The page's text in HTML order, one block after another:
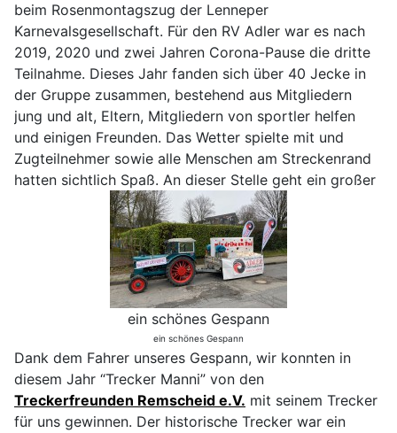
beim Rosenmontagszug der Lenneper
Karnevalsgesellschaft. Für den RV Adler war es nach
2019, 2020 und zwei Jahren Corona-Pause die dritte
Teilnahme. Dieses Jahr fanden sich über 40 Jecke in
der Gruppe zusammen, bestehend aus Mitgliedern
jung und alt, Eltern, Mitgliedern von sportler helfen
und einigen Freunden. Das Wetter spielte mit und
Zugteilnehmer sowie alle Menschen am Streckenrand
hatten sichtlich Spaß.
ein schönes Gespann
ein schönes Gespann
An dieser Stelle geht ein großer
Dank dem Fahrer unseres Gespann, wir konnten in
diesem Jahr “Trecker Manni” von den
Treckerfreunden Remscheid e.V. mit seinem Trecker
für uns gewinnen. Der historische Trecker war ein